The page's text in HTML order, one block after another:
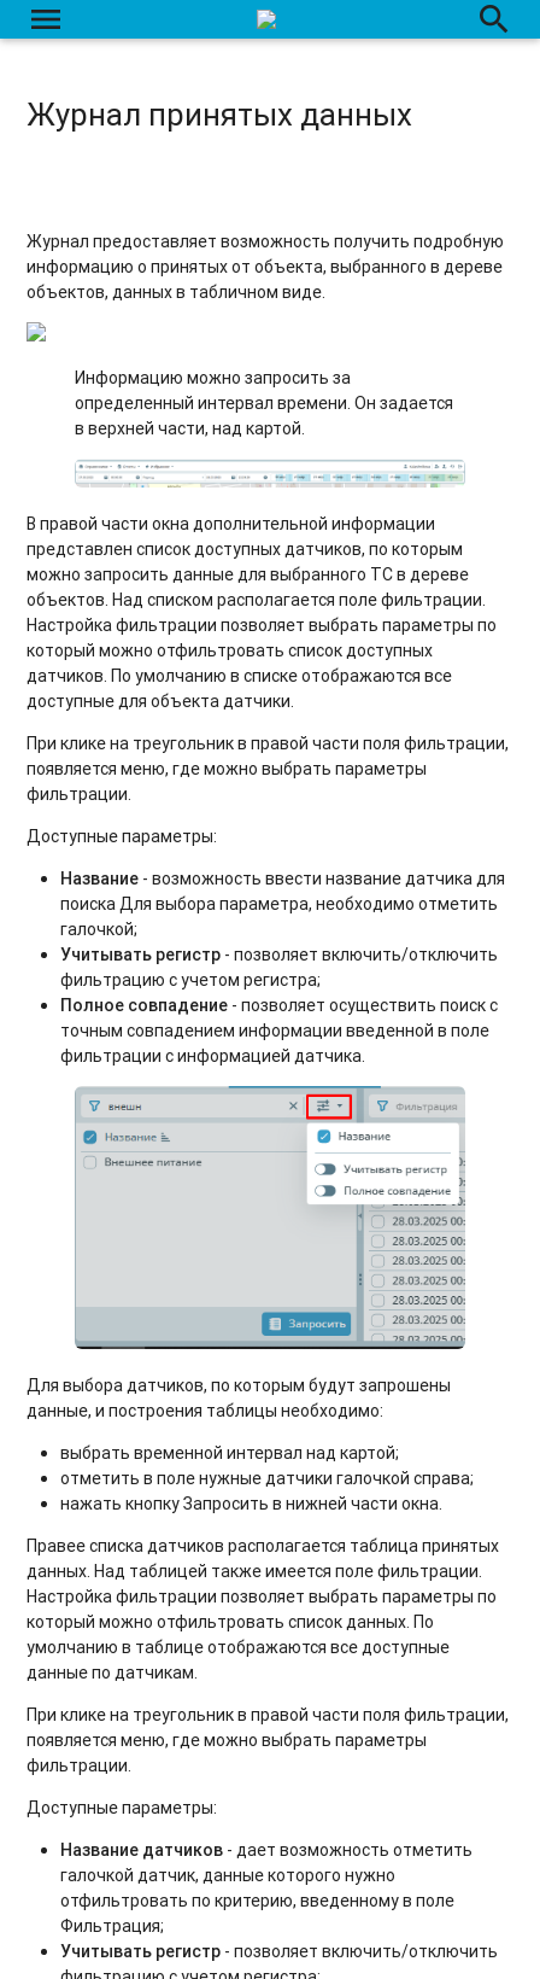
menu search
Журнал принятых данных
Журнал предоставляет возможность получить подробную
информацию о принятых от объекта, выбранного в дереве
объектов, данных в табличном виде.
Информацию можно запросить за
определенный интервал времени. Он задается
в верхней части, над картой.
В правой части окна дополнительной информации
представлен список доступных датчиков, по которым
можно запросить данные для выбранного ТС в дереве
объектов. Над списком располагается поле фильтрации.
Настройка фильтрации позволяет выбрать параметры по
который можно отфильтровать список доступных
датчиков. По умолчанию в списке отображаются все
доступные для объекта датчики.
При клике на треугольник в правой части поля фильтрации,
появляется меню, где можно выбрать параметры
фильтрации.
Доступные параметры:
Название - возможность ввести название датчика для
поиска Для выбора параметра, необходимо отметить
галочкой;
Учитывать регистр - позволяет включить/отключить
фильтрацию с учетом регистра;
Полное совпадение - позволяет осуществить поиск с
точным совпадением информации введенной в поле
фильтрации с информацией датчика.
Для выбора датчиков, по которым будут запрошены
данные, и построения таблицы необходимо:
выбрать временной интервал над картой;
отметить в поле нужные датчики галочкой справа;
нажать кнопку Запросить в нижней части окна.
Правее списка датчиков располагается таблица принятых
данных. Над таблицей также имеется поле фильтрации.
Настройка фильтрации позволяет выбрать параметры по
который можно отфильтровать список данных. По
умолчанию в таблице отображаются все доступные
данные по датчикам.
При клике на треугольник в правой части поля фильтрации,
появляется меню, где можно выбрать параметры
фильтрации.
Доступные параметры:
Название датчиков - дает возможность отметить
галочкой датчик, данные которого нужно
отфильтровать по критерию, введенному в поле
Фильтрация;
Учитывать регистр - позволяет включить/отключить